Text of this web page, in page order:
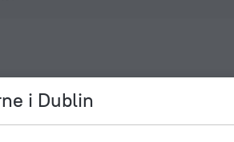
i Dublin